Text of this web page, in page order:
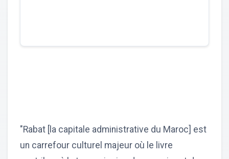
"Rabat [la capitale administrative du Maroc] est
un carrefour culturel majeur où le livre